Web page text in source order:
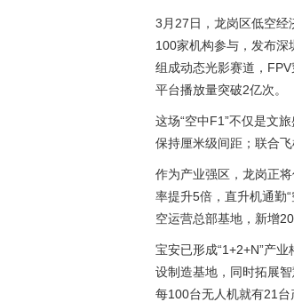
3月27日，龙岗区低空经
100家机构参与，发布深
组成动态光影赛道，
平台播放量突破2亿次。
这场“空中F1”不仅是文
保持厘米级间距；联合
作为产业强区，龙岗正
率提升5倍，直升机通勤
空运营总部基地，新增
宝安已形成“1+2+N”产
设制造基地，同时拓展
每100台无人机就有21台